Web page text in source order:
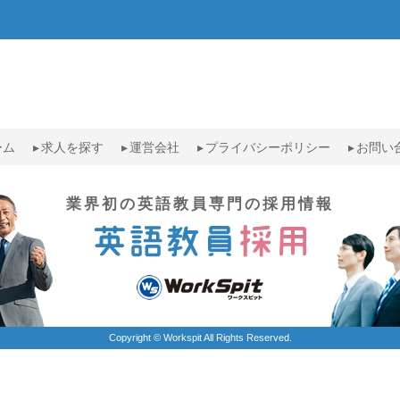
求人を探す 運営会社 プライバシーポリシー お問い
業界初の英語教員専門の採用情報
Copyright © Workspit All Rights Reserved.